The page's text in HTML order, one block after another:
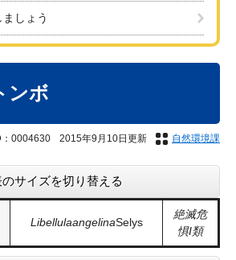
しょう
ンボ
：0004630 2015年9月10日更新 自然環境課
のサイズを切り替える
LibellulaangelinaSelys
絶滅危
惧I類